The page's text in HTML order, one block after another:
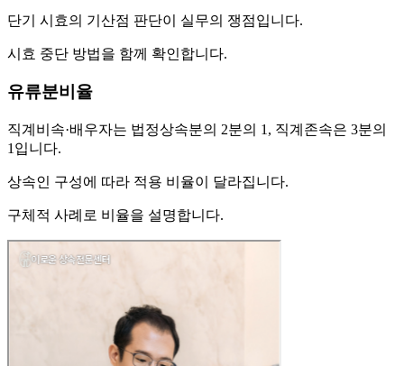
단기 시효의 기산점 판단이 실무의 쟁점입니다.
시효 중단 방법을 함께 확인합니다.
유류분비율
직계비속·배우자는 법정상속분의 2분의 1, 직계존속은 3분의
1입니다.
상속인 구성에 따라 적용 비율이 달라집니다.
구체적 사례로 비율을 설명합니다.